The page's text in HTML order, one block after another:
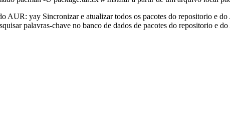
AUR: yay Sincronizar e atualizar todos os pacotes do repositorio e
palavras-chave no banco de dados de pacotes do repositorio e